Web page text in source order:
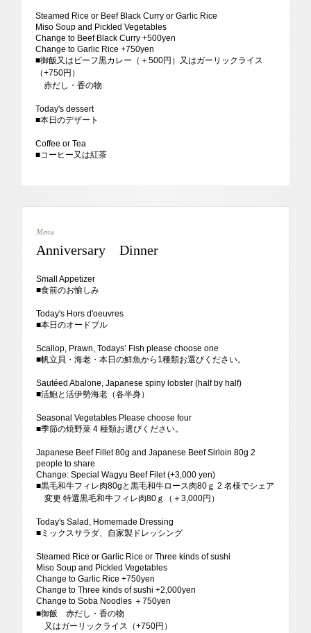
Steamed Rice or Beef Black Curry or Garlic Rice
Miso Soup and Pickled Vegetables
Change to Beef Black Curry +500yen
Change to Garlic Rice +750yen
■御飯又はビーフ黒カレー（＋500円）又はガーリックライス
（+750円）
赤だし・香の物
Today's dessert
■本日のデザート
Coffee or Tea
■コーヒー又は紅茶
Menu
Anniversary Dinner
Small Appetizer
■食前のお愉しみ
Today's Hors d'oeuvres
■本日のオードブル
Scallop, Prawn, Todays’ Fish please choose one
■帆立貝・海老・本日の鮮魚から1種類お選びください。
Sautéed Abalone, Japanese spiny lobster (half by half)
■活鮑と活伊勢海老（各半身）
Seasonal Vegetables Please choose four
■季節の焼野菜 4 種類お選びください。
Japanese Beef Fillet 80g and Japanese Beef Sirloin 80g 2
people to share
​Change: Special Wagyu Beef Filet (+3,000 yen)
■黒毛和牛フィレ肉80gと黒毛和牛ロース肉80ｇ 2 名様でシェア
変更 特選黒毛和牛フィレ肉80ｇ（＋3,000円）
Today's Salad, Homemade Dressing
■ ミックスサラダ、自家製ドレッシング
Steamed Rice or Garlic Rice or Three kinds of sushi
Miso Soup and Pickled Vegetables
Change to Garlic Rice +750yen
Change to Three kinds of sushi +2,000yen
Change to Soba Noodles ＋750yen
■御飯 赤だし・香の物
又はガーリックライス（+750円）